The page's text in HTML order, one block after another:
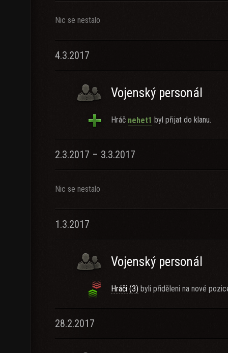
Nic se nestalo
4.3.2017
Vojenský personál
Hráč nehet1 byl přijat do klanu.
2.3.2017 – 3.3.2017
Nic se nestalo
1.3.2017
Vojenský personál
Hráči (3) byli přiděleni na nové
28.2.2017